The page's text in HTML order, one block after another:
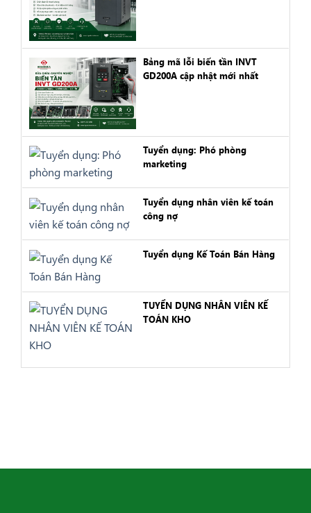
Bảng mã lỗi biến tần INVT
GD200A cập nhật mới nhất
Tuyển dụng: Phó phòng
marketing
Tuyển dụng nhân viên kế toán
công nợ
Tuyển dụng Kế Toán Bán Hàng
TUYỂN DỤNG NHÂN VIÊN KẾ
TOÁN KHO